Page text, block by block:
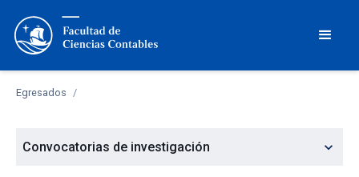
Egresados /
Convocatorias de investigación expand_more